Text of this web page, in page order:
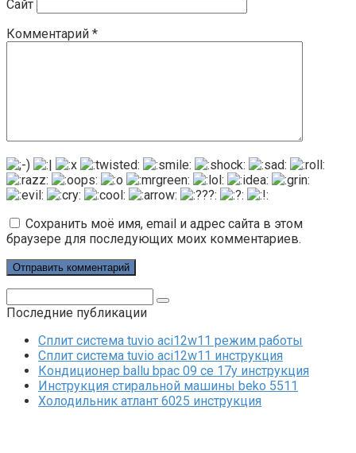
Сайт
Комментарий *
Сохранить моё имя, email и адрес сайта в этом
браузере для последующих моих комментариев.
Последние публикации
Сплит система tuvio aci12w11 режим работы
Сплит система tuvio aci12w11 инструкция
Кондиционер ballu bpac 09 ce 17y инструкция
Инструкция стиральной машины beko 5511
Холодильник атлант 6025 инструкция